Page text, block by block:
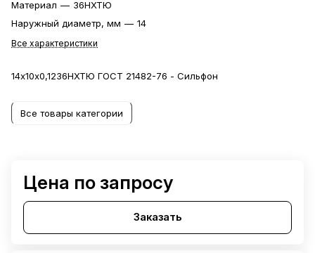
Материал — 36НХТЮ
Наружный диаметр, мм — 14
Все характеристики
14х10х0,1236НХТЮ ГОСТ 21482-76 - Сильфон
Все товары категории
Цена по запросу
Заказать